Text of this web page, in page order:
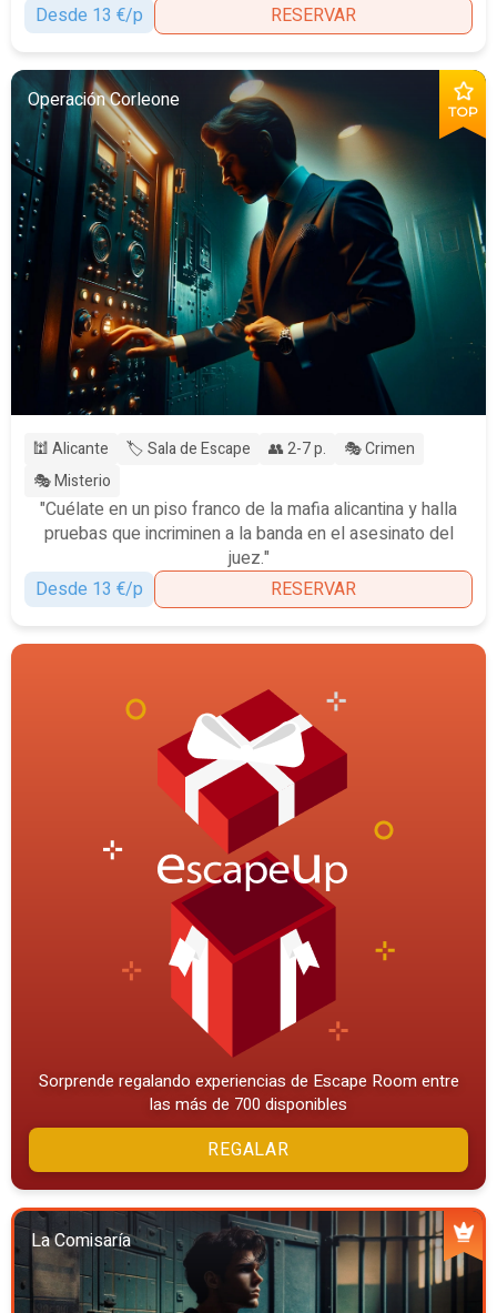
Desde 13 €/p
RESERVAR
TOP
Operación Corleone
🕍 Alicante 🏷️ Sala de Escape 👥 2-7 p.
🎭 Crimen
🎭 Misterio
"Cuélate en un piso franco de la mafia alicantina y halla
pruebas que incriminen a la banda en el asesinato del
juez."
Desde 13 €/p
RESERVAR
Sorprende regalando experiencias de Escape Room entre
las más de 700 disponibles
REGALAR
La Comisaría